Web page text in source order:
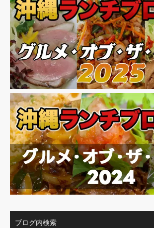
ブログ内検索